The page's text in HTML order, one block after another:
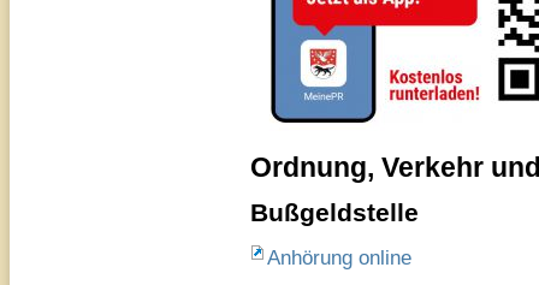
Ordnung, Verkehr
Bußgeldstelle
Anhörung online